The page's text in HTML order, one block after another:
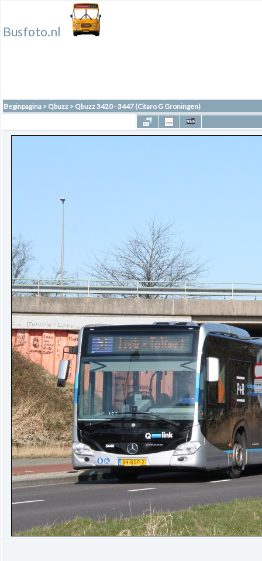
Busfoto.nl
Beginpagina > Qbuzz > Qbuzz 3420 - 3447 (Citaro G Groningen)